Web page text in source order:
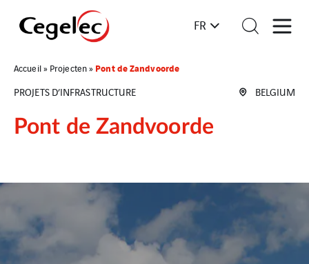
FR
Accueil» Projecten» Pont de Zandvoorde
PROJETS D’INFRASTRUCTURE
BELGIUM
Pont de Zandvoorde